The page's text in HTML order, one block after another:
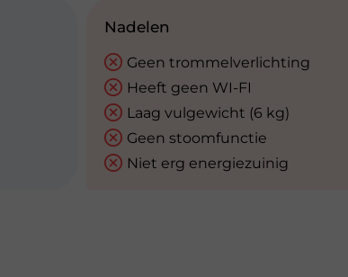
Nadelen
Geen trommelverlichting
Heeft geen WI-FI
Laag vulgewicht (6 kg)
Geen stoomfunctie
Niet erg energiezuinig